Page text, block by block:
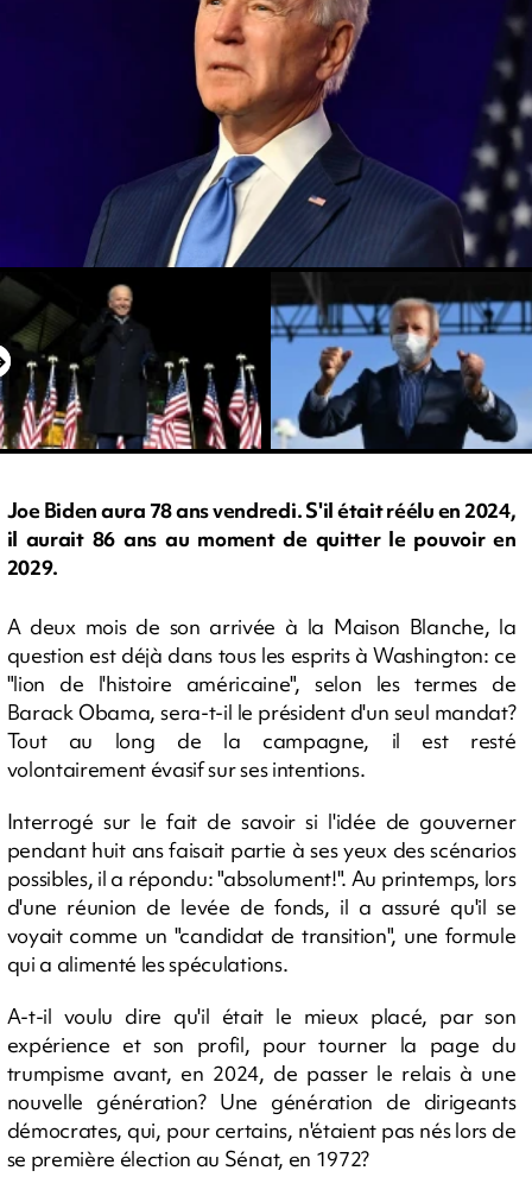
Joe Biden aura 78 ans vendredi. S'il était réélu en 2024,
il aurait 86 ans au moment de quitter le pouvoir en
2029.
A deux mois de son arrivée à la Maison Blanche, la
question est déjà dans tous les esprits à Washington: ce
"lion de l'histoire américaine", selon les termes de
Barack Obama, sera-t-il le président d'un seul mandat?
Tout au long de la campagne, il est resté
volontairement évasif sur ses intentions.
Interrogé sur le fait de savoir si l'idée de gouverner
pendant huit ans faisait partie à ses yeux des scénarios
possibles, il a répondu: "absolument!". Au printemps, lors
d'une réunion de levée de fonds, il a assuré qu'il se
voyait comme un "candidat de transition", une formule
qui a alimenté les spéculations.
A-t-il voulu dire qu'il était le mieux placé, par son
expérience et son profil, pour tourner la page du
trumpisme avant, en 2024, de passer le relais à une
nouvelle génération? Une génération de dirigeants
démocrates, qui, pour certains, n'étaient pas nés lors de
se première élection au Sénat, en 1972?